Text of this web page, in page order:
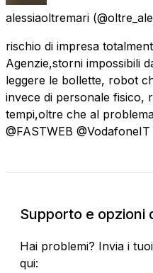
alessiaoltremari
rischio di impresa
Agenzie,storni impossibili
leggere le bollette, robot
invece di personale fisico,
tempi,oltre che al
@FASTWEB @VodafoneIT
Supporto e opzioni
Hai problemi? Invia i
qui: